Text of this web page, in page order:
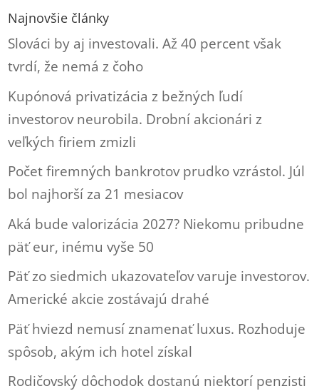
Najnovšie články
Slováci by aj investovali. Až 40 percent však
tvrdí, že nemá z čoho
Kupónová privatizácia z bežných ľudí
investorov neurobila. Drobní akcionári z
veľkých firiem zmizli
Počet firemných bankrotov prudko vzrástol. Júl
bol najhorší za 21 mesiacov
Aká bude valorizácia 2027? Niekomu pribudne
päť eur, inému vyše 50
Päť zo siedmich ukazovateľov varuje investorov.
Americké akcie zostávajú drahé
Päť hviezd nemusí znamenať luxus. Rozhoduje
spôsob, akým ich hotel získal
Rodičovský dôchodok dostanú niektorí penzisti